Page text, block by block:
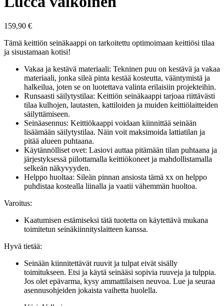
159,90 €
Tämä keittiön seinäkaappi on tarkoitettu optimoimaan keittiösi tilaa
ja sisustamaan kotisi!
Vakaa ja kestävä materiaali: Tekninen puu on kestävä ja vakaa
materiaali, jonka sileä pinta kestää kosteutta, vääntymistä ja
halkeilua, joten se on luotettava valinta erilaisiin projekteihin.
Runsaasti säilytystilaa: Keittiön seinäkaappi tarjoaa riittävästi
tilaa kulhojen, lautasten, kattiloiden ja muiden keittiölaitteiden
säilyttämiseen.
Seinäasennus: Keittiökaappi voidaan kiinnittää seinään
lisäämään säilytystilaa. Näin voit maksimoida lattiatilan ja
pitää alueen puhtaana.
Käytännölliset ovet: Lasiovi auttaa pitämään tilan puhtaana ja
järjestyksessä piilottamalla keittiökoneet ja mahdollistamalla
selkeän näkyvyyden.
Helppo huoltaa: Sileän pinnan ansiosta tämä xx on helppo
puhdistaa kostealla liinalla ja vaatii vähemmän huoltoa.
Varoitus:
Kaatumisen estämiseksi tätä tuotetta on käytettävä mukana
toimitetun seinäkiinnityslaitteen kanssa.
Hyvä tietää:
Seinään kiinnitettävät ruuvit ja tulpat eivät sisälly
toimitukseen. Etsi ja käytä seinääsi sopivia ruuveja ja tulppia.
Jos olet epävarma, kysy ammattilaisen neuvoa. Lue ja seuraa
asennusohjeiden jokaista vaihetta huolella.